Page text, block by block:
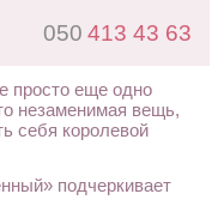
050 413 43 63
просто еще одно
незаменимая вещь,
себя королевой
подчеркивает